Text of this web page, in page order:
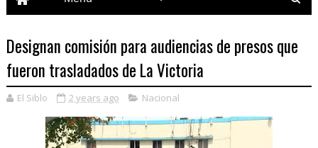
Designan comisión para audiencias de presos que
fueron trasladados de La Victoria
El Siblo 2 years ago Nacional